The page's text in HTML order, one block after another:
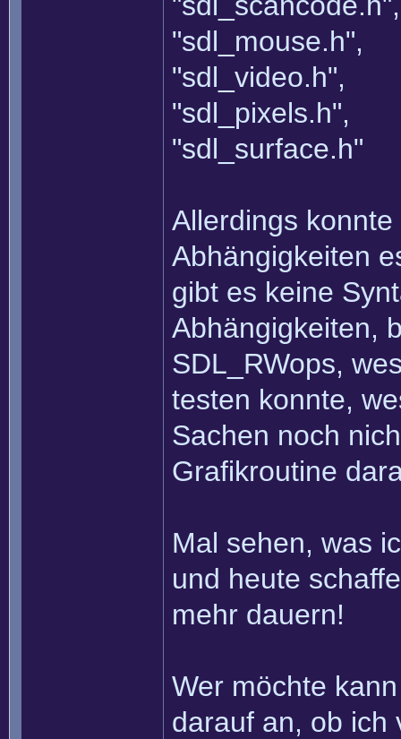
"sdl_mouse.h",
"sdl_video.h",
"sdl_pixels.h",
"sdl_surface.h"
Allerdings
Abhängigkeiten
gibt es keine
Abhängigkeiten,
SDL_RWops,
testen konnte,
Sachen noch
Grafikroutine
Mal sehen, was
und heute
mehr dauern!
Wer möchte
darauf an, ob ich